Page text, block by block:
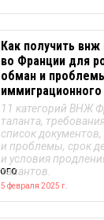
Как получить внж
во Франции для
обман и
11 категорий ВНЖ
таланта,
список
и проблемы, срок
и условия
талантов.
5 февраля 2025 г.